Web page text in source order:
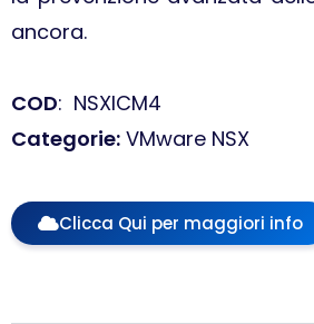
ancora.
COD: NSXICM4
Categorie: VMware NSX
Clicca Qui per maggiori info